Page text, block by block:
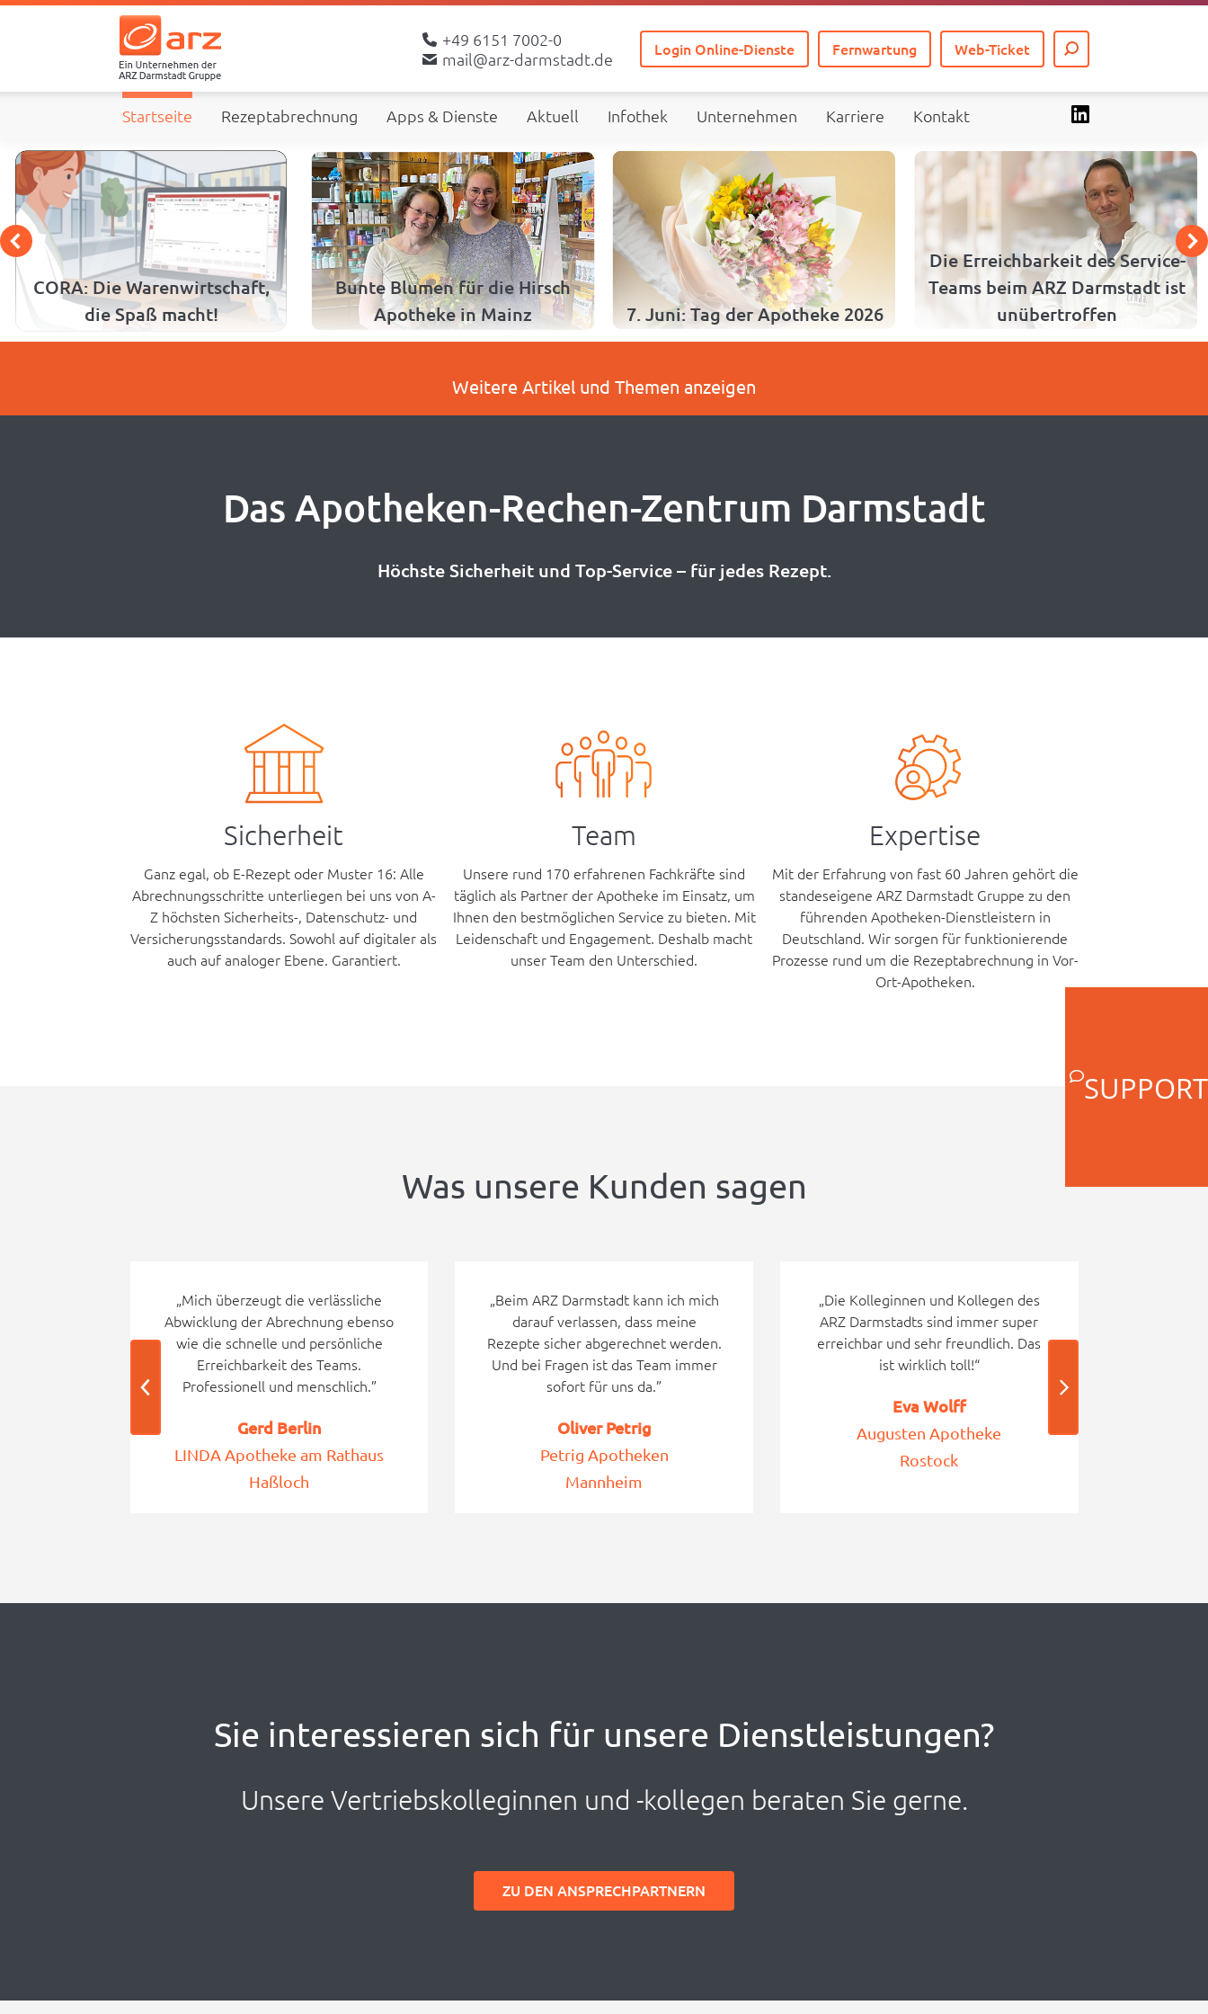
+49 6151 7002-0
mail@arz-darmstadt.de
Login Online-Dienste Fernwartung Web-Ticket
Startseite Rezeptabrechnung Apps & Dienste Aktuell Infothek Unternehmen Karriere Kontakt
CORA: Die Warenwirtschaft,
die Spaß macht!
Bunte Blumen für die Hirsch
Apotheke in Mainz
7. Juni: Tag der Apotheke 2026
Die Erreichbarkeit des Service-
Teams beim ARZ Darmstadt ist
unübertroffen
Weitere Artikel und Themen anzeigen
Das Apotheken-Rechen-Zentrum Darmstadt
Höchste Sicherheit und Top-Service – für jedes Rezept.
Sicherheit
Ganz egal, ob E-Rezept oder Muster 16: Alle
Abrechnungsschritte unterliegen bei uns von A-
Z höchstenSicherheits-, Datenschutz- und
Versicherungsstandards. Sowohl auf digitaler als
auch auf analoger Ebene. Garantiert.
Team
Unsere rund 170 erfahrenen Fachkräfte sind
täglich als Partner der Apotheke im Einsatz, um
Ihnen den bestmöglichen Service zu bieten. Mit
Leidenschaft und Engagement. Deshalb macht
unser Team den Unterschied.
Expertise
Mit der Erfahrung von fast 60 Jahren gehört die
standeseigene ARZ Darmstadt Gruppe zu den
führenden Apotheken-Dienstleistern in
Deutschland. Wir sorgen für funktionierende
Prozesse rund um die Rezeptabrechnung in Vor-
Ort-Apotheken.
Was unsere Kunden sagen
Gerd Berlin
LINDA Apotheke am Rathaus
Haßloch
„Mich überzeugt die verlässliche
Abwicklung der Abrechnung ebenso
wie die schnelle und persönliche
Erreichbarkeit des Teams.
Professionell und menschlich.”
Oliver Petrig
Petrig Apotheken
Mannheim
„Beim ARZ Darmstadt kann ich mich
darauf verlassen, dass meine
Rezepte sicher abgerechnet werden.
Und bei Fragen ist das Team immer
sofort für uns da.”
Eva Wolff
Augusten Apotheke
Rostock
„Die Kolleginnen und Kollegen des
ARZ Darmstadts sind immer super
erreichbar und sehr freundlich. Das
ist wirklich toll!“
Sie interessieren sich für unsere Dienstleistungen?
Unsere Vertriebskolleginnen und -kollegen beraten Sie gerne.
ZU DEN ANSPRECHPARTNERN
SUPPORT